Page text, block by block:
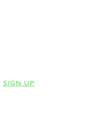
SIGN UP